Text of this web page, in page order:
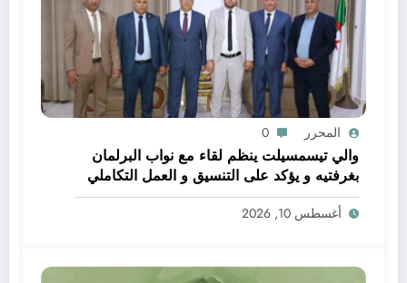
المحرر 0
والي تيسمسيلت ينظم لقاء مع نواب البرلمان
بغرفتيه و يؤكد على التنسيق و العمل التكاملي
خدمة للتنمية و المواطن
أغسطس 10, 2026